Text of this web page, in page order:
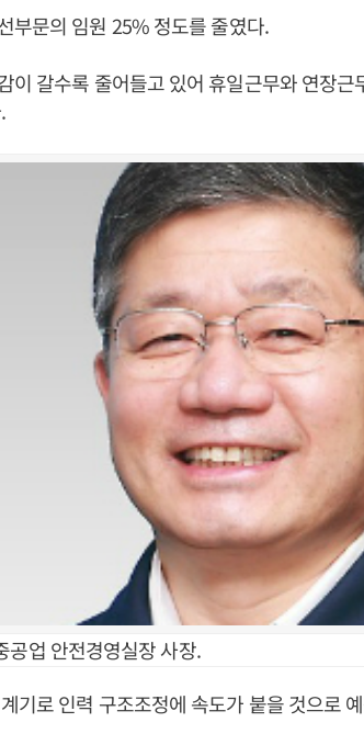
부문의 임원 25% 정도를 줄였다.
이 갈수록 줄어들고 있어 휴일근무와 연장
업 안전경영실장 사장.
기로 인력 구조조정에 속도가 붙을 것으로